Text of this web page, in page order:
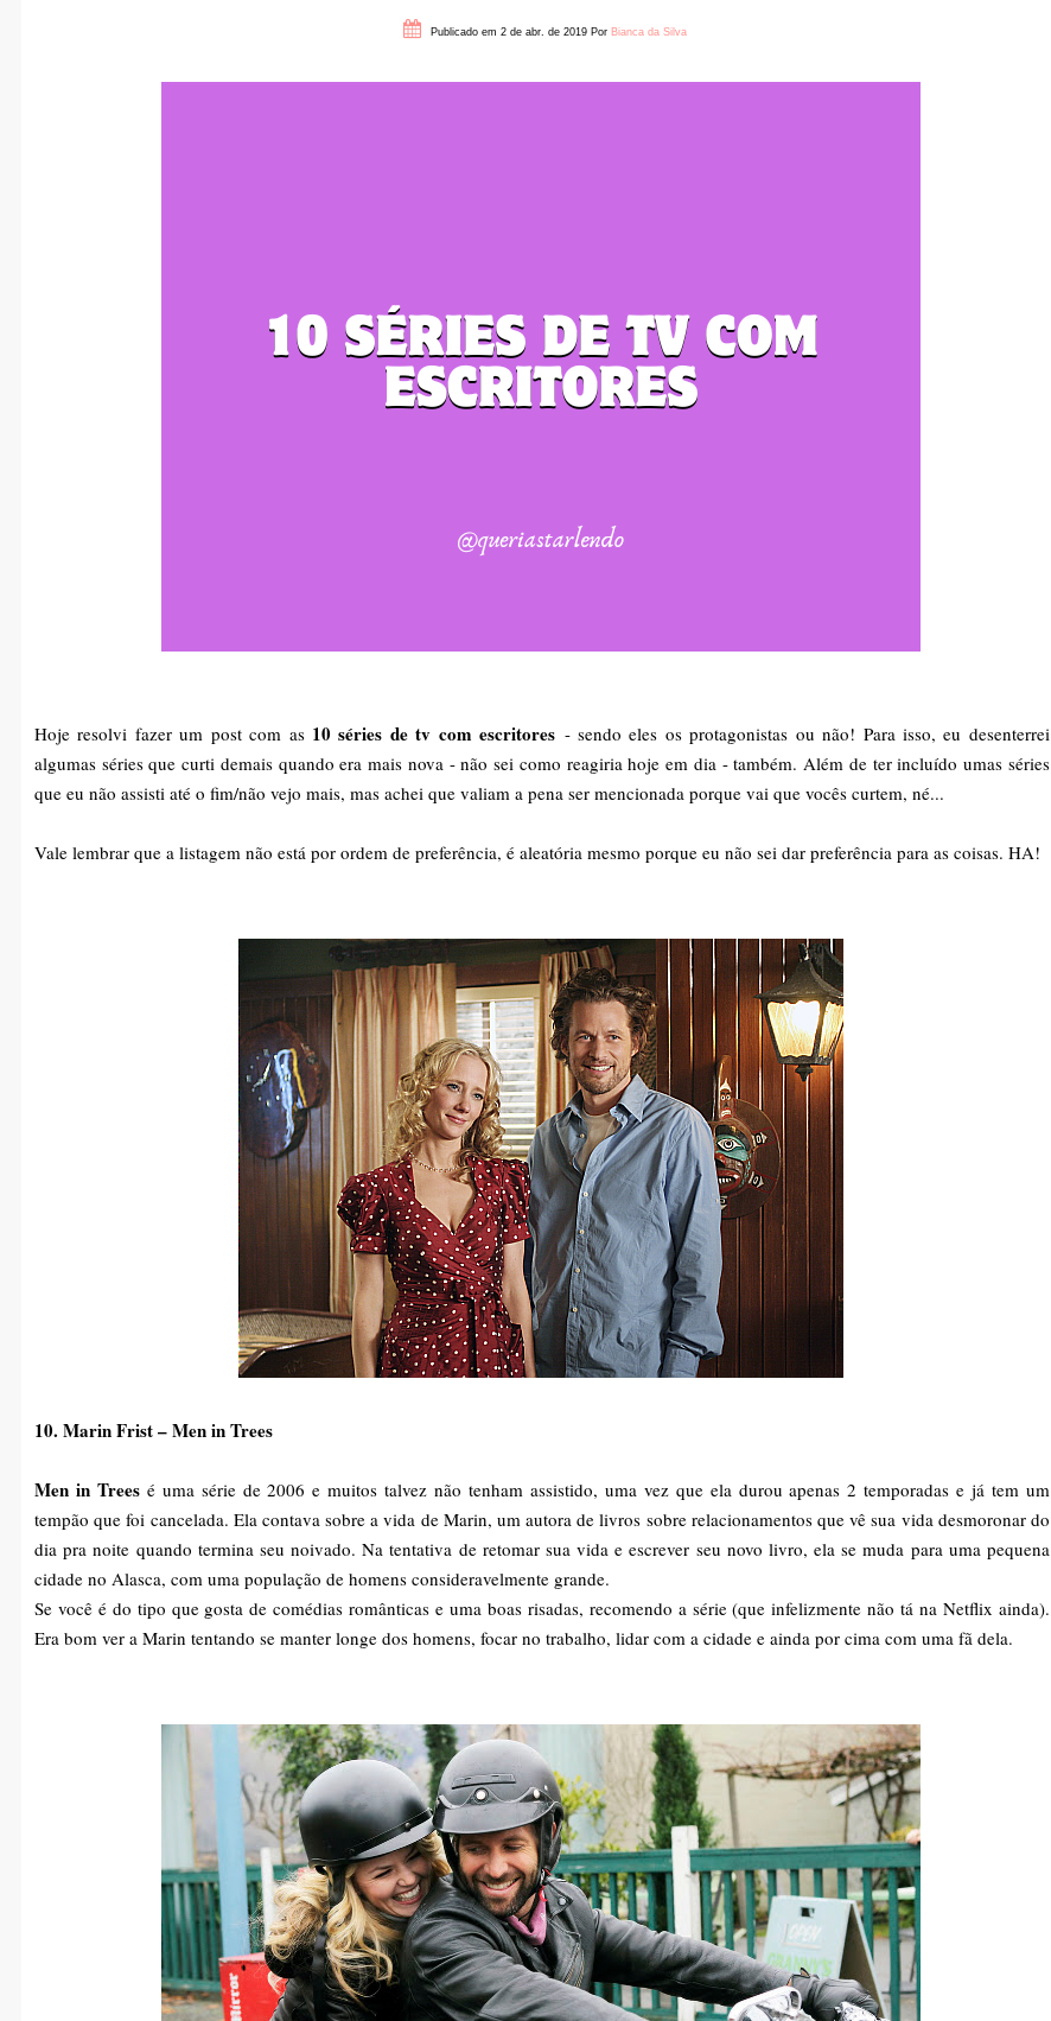
Publicado em 2 de abr. de 2019 Por Bianca da Silva
Hoje resolvi fazer um post com as 10 séries de tv com escritores - sendo eles os protagonistas ou não! Para isso, eu desenterrei
algumas séries que curti demais quando era mais nova - não sei como reagiria hoje em dia - também. Além de ter incluído umas séries
que eu não assisti até o fim/não vejo mais, mas achei que valiam a pena ser mencionada porque vai que vocês curtem, né...
Vale lembrar que a listagem não está por ordem de preferência, é aleatória mesmo porque eu não sei dar preferência para as coisas. HA!
10. Marin Frist – Men in Trees
Men in Treesé uma série de 2006 e muitos talvez não tenham assistido, uma vez que ela durou apenas 2 temporadas e já tem um
tempão que foi cancelada. Ela contava sobre a vida de Marin, um autora de livros sobre relacionamentos que vê sua vida desmoronar do
dia pra noite quando termina seu noivado. Na tentativa de retomar sua vida e escrever seu novo livro, ela se muda para uma pequena
cidade no Alasca, com uma população de homens consideravelmente grande.
Se você é do tipo que gosta de comédias românticas e uma boas risadas, recomendo a série (que infelizmente não tá na Netflix ainda).
Era bom ver a Marin tentando se manter longe dos homens, focar no trabalho, lidar com a cidade e ainda por cima com uma fã dela.